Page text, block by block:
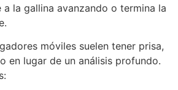
la gallina avanzando o termina la
móviles suelen tener prisa,
en lugar de un análisis profundo.